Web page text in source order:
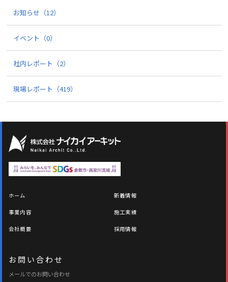
お知らせ （12）
イベント （0）
社内レポート （2）
現場レポート （419）
ホーム 新着情報
事業内容 施工実績
会社概要 採用情報
お問い合わせ
メールでのお問い合わせ